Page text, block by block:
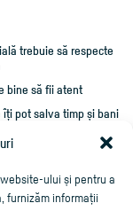
ului și pentru a
furnizăm informații
trebuie să respecte
bine să fii atent
îți pot salva timp și bani
creditarea?